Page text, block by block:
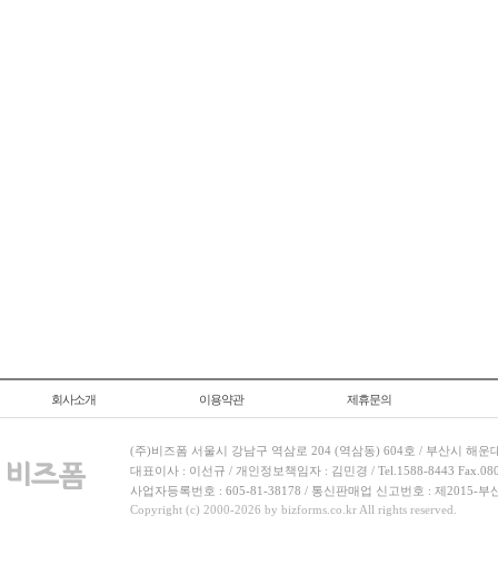
회사소개 이용약관 제휴문의
(주)비즈폼 서울시 강남구 역삼로 204 (역삼동) 604호 / 부산시 해운
대표이사 : 이선규 / 개인정보책임자 : 김민경 / Tel.1588-8443
사업자등록번호 : 605-81-38178 / 통신판매업 신고번호 : 제2015-부
Copyright (c) 2000-2026 by bizforms.co.kr All rights reserved.